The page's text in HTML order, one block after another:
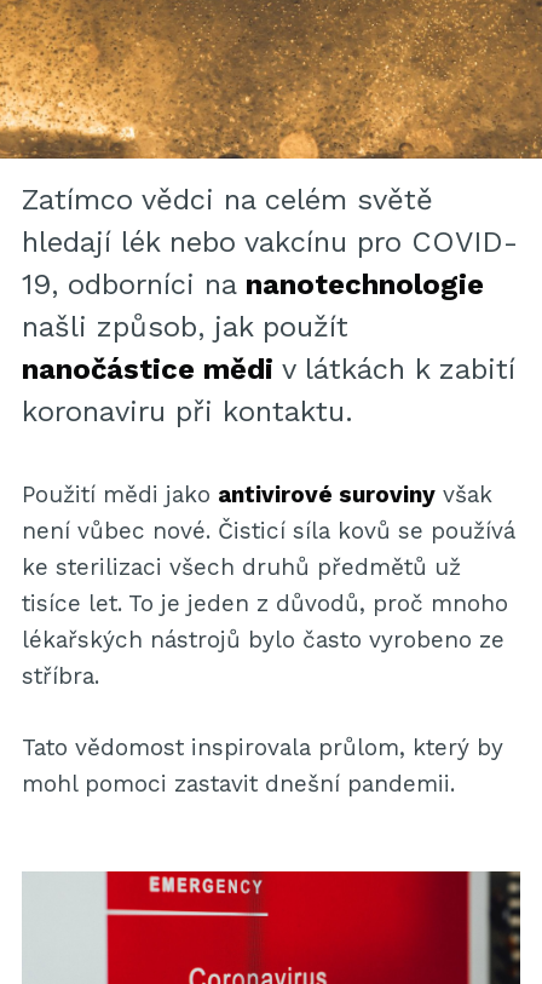
Zatímco vědci na celém světě
hledají lék nebo vakcínu pro COVID-
19, odborníci na nanotechnologie
našli způsob, jak použít
nanočástice mědi v látkách k zabití
koronaviru při kontaktu.
Použití mědi jako antivirové surovinyvšak
není vůbec nové. Čisticí síla kovů se používá
ke sterilizaci všech druhů předmětů už
tisíce let. To je jeden z důvodů, proč mnoho
lékařských nástrojů bylo často vyrobeno ze
stříbra.
Tato vědomost inspirovala průlom, který by
mohl pomoci zastavit dnešní pandemii.